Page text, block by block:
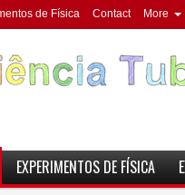
de Física Contact More
EXPERIMENTOS DE FÍSICA